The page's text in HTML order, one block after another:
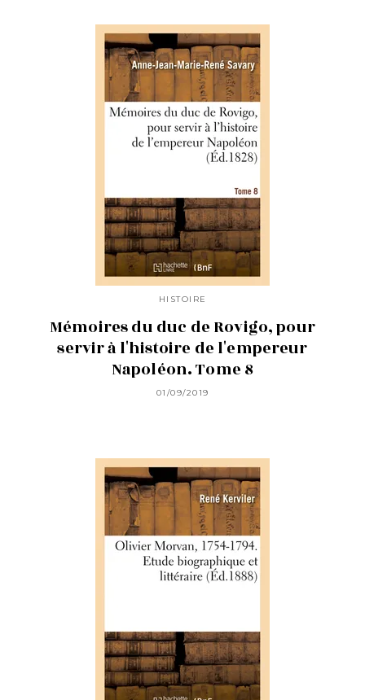
HISTOIRE
Mémoires du duc de Rovigo, pour
servir à l'histoire de l'empereur
Napoléon. Tome 8
01/09/2019